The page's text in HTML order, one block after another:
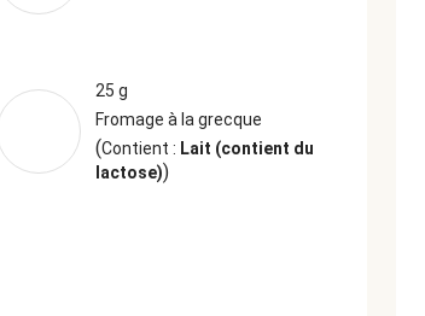
25 g
Fromage à la grecque
(Contient : Lait (contient du
lactose))